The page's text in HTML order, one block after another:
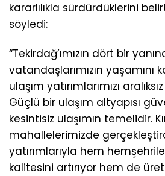
kararlılıkla sürdürdüklerini
söyledi:
“Tekirdağ’ımızın dört bir
vatandaşlarımızın yaşamını
ulaşım yatırımlarımızı
Güçlü bir ulaşım altyapısı
kesintisiz ulaşımın temelidir.
mahallelerimizde
yatırımlarıyla hem
kalitesini artırıyor hem de